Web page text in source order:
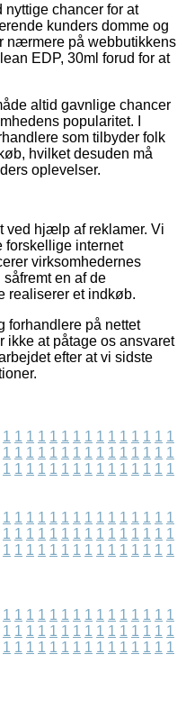
chancer for at
kunders domme og
nærmere på webbutikkens
EDP, 30ml forud for at
altid gavnlige chancer
popularitet. I
som tilbyder folk
hvilket desuden må
oplevelser.
ved hjælp af reklamer. Vi
forskellige internet
virksomhedernes
en af de
realiserer et indkøb.
forhandlere på nettet
ikke at påtage os ansvaret
efter at vi sidste
1 1 1 1 1 1 1 1 1 1 1 1 1 1 1
1 1 1 1 1 1 1 1 1 1 1 1 1 1 1
1 1 1 1 1 1 1 1 1 1 1 1 1 1 1
1 1 1 1 1 1 1 1 1 1 1 1 1 1 1
1 1 1 1 1 1 1 1 1 1 1 1 1 1 1
1 1 1 1 1 1 1 1 1 1 1 1 1 1 1
1 1 1 1 1 1 1 1 1 1 1 1 1 1 1
1 1 1 1 1 1 1 1 1 1 1 1 1 1 1
1 1 1 1 1 1 1 1 1 1 1 1 1 1 1